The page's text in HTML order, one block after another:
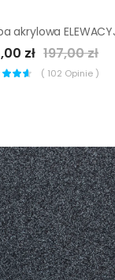
zł 197,00 zł
( 102 Opinie )